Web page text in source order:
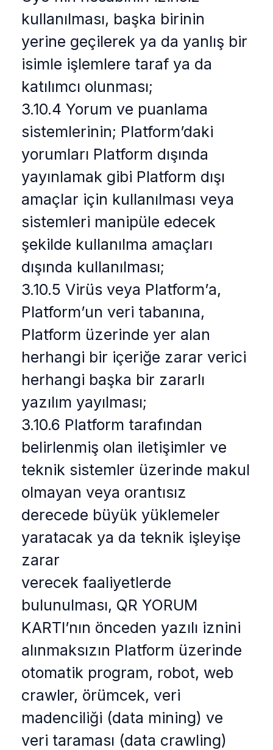
kullanılması, başka birinin
yerine geçilerek ya da yanlış bir
isimle işlemlere taraf ya da
katılımcı olunması;
3.10.4 Yorum ve puanlama
sistemlerinin; Platform’daki
yorumları Platform dışında
yayınlamak gibi Platform dışı
amaçlar için kullanılması veya
sistemleri manipüle edecek
şekilde kullanılma amaçları
dışında kullanılması;
3.10.5 Virüs veya Platform’a,
Platform’un veri tabanına,
Platform üzerinde yer alan
herhangi bir içeriğe zarar verici
herhangi başka bir zararlı
yazılım yayılması;
3.10.6 Platform tarafından
belirlenmiş olan iletişimler ve
teknik sistemler üzerinde makul
olmayan veya orantısız
derecede büyük yüklemeler
yaratacak ya da teknik işleyişe
zarar
verecek faaliyetlerde
bulunulması, QR YORUM
KARTI’nın önceden yazılı iznini
alınmaksızın Platform üzerinde
otomatik program, robot, web
crawler, örümcek, veri
madenciliği (data mining) ve
veri taraması (data crawling)